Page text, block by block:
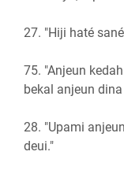
27. "Hiji haté
75. "Anjeun
bekal anjeun
28. "Upami
deui."